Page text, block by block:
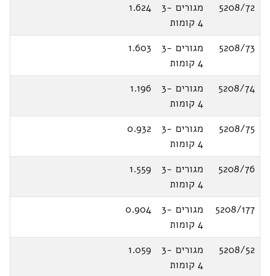
5208/72
מגורים 3-
4 קומות
1.624
5208/73
מגורים 3-
4 קומות
1.603
5208/74
מגורים 3-
4 קומות
1.196
5208/75
מגורים 3-
4 קומות
0.932
5208/76
מגורים 3-
4 קומות
1.559
5208/177
מגורים 3-
4 קומות
0.904
5208/52
מגורים 3-
4 קומות
1.059